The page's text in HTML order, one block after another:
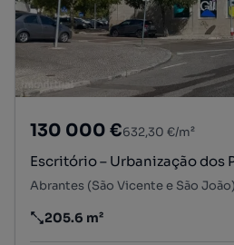
130 000 €632,30 €/m²
Escritório – Urbanização dos
Preço por metro quadrado
205.6 m²